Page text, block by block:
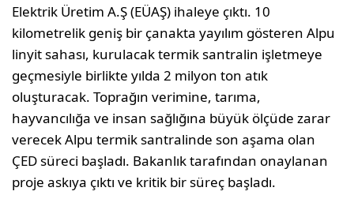
Elektrik Üretim A.Ş (EÜAŞ) ihaleye çıktı. 10
kilometrelik geniş bir çanakta yayılım gösteren Alpu
linyit sahası, kurulacak termik santralin işletmeye
geçmesiyle birlikte yılda 2 milyon ton atık
oluşturacak. Toprağın verimine, tarıma,
hayvancılığa ve insan sağlığına büyük ölçüde zarar
verecek Alpu termik santralinde son aşama olan
ÇED süreci başladı. Bakanlık tarafından onaylanan
proje askıya çıktı ve kritik bir süreç başladı.